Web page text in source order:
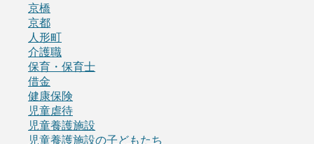
京橋
京都
人形町
介護職
保育・保育士
借金
健康保険
児童虐待
児童養護施設
児童養護施設の子どもたち